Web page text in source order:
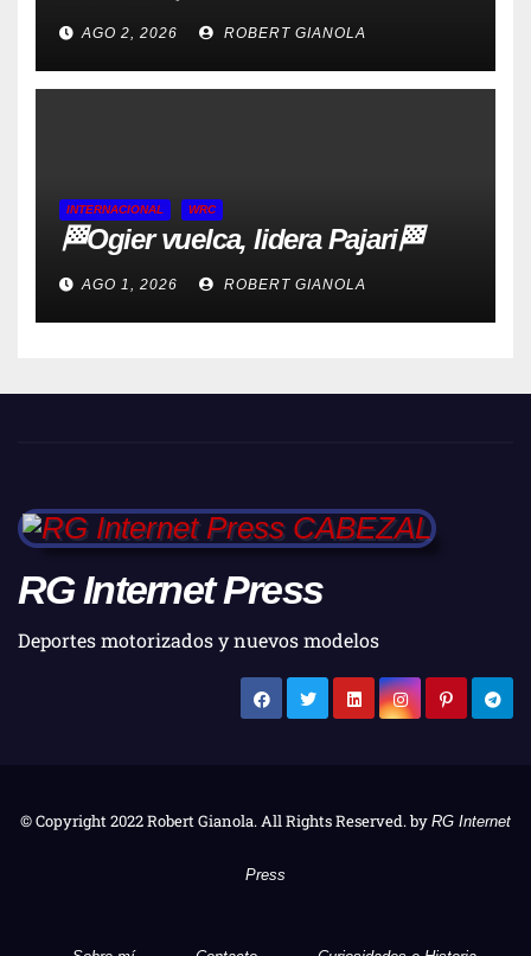
AGO 2, 2026 ROBERT GIANOLA
INTERNACIONAL WRC
🏁Ogier vuelca, lidera Pajari🏁
AGO 1, 2026 ROBERT GIANOLA
RG Internet Press
Deportes motorizados y nuevos modelos
© Copyright 2022 Robert Gianola. All Rights Reserved. by RG Internet
Press